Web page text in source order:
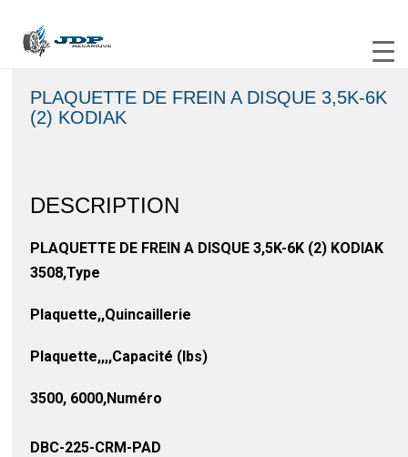
PLAQUETTE DE FREIN A DISQUE 3,5K-6K
(2) KODIAK
DESCRIPTION
PLAQUETTE DE FREIN A DISQUE 3,5K-6K (2) KODIAK
3508,Type
Plaquette,,Quincaillerie
Plaquette,,,,Capacité (lbs)
3500, 6000,Numéro
DBC-225-CRM-PAD